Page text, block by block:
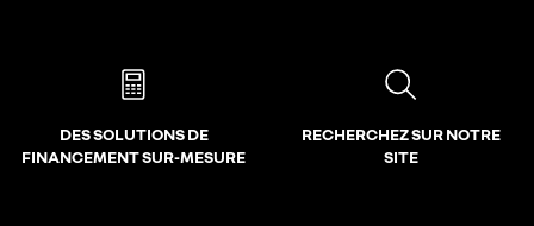
DES SOLUTIONS DE
FINANCEMENT SUR-MESURE
RECHERCHEZ SUR NOTRE
SITE